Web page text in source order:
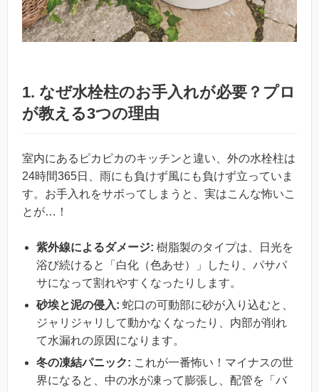
1. なぜ水栓柱のお手入れが必要？プロ
が教える3つの理由
室内にあるピカピカのキッチンと違い、外の水栓柱は
24時間365日、雨にも負けず風にも負けず立っていま
す。お手入れをサボってしまうと、実はこんな怖いこ
とが…！
紫外線によるダメージ: 樹脂製のタイプは、日光を
浴び続けると「白化（色あせ）」したり、パサパ
サになって割れやすくなったりします。
砂埃と泥の侵入: 蛇口の可動部に砂が入り込むと、
ジャリジャリして動かなくなったり、内部が削れ
て水漏れの原因になります。
冬の凍結パニック: これが一番怖い！マイナスの世
界になると、中の水が凍って膨張し、配管を「バ